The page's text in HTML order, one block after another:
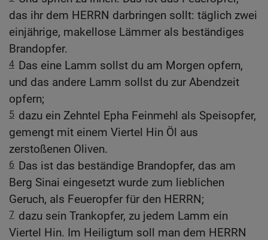
das ihr dem HERRN darbringen sollt: täglich zwei
einjährige, makellose Lämmer als beständiges
Brandopfer.
4 Das eine Lamm sollst du am Morgen opfern,
und das andere Lamm sollst du zur Abendzeit
opfern;
5 dazu ein Zehntel Epha Feinmehl als Speisopfer,
gemengt mit einem Viertel Hin Öl aus
zerstoßenen Oliven.
6 Das ist das beständige Brandopfer, das am
Berg Sinai eingesetzt wurde zum lieblichen
Geruch, als Feueropfer für den HERRN;
7 dazu sein Trankopfer, zu jedem Lamm ein
Viertel Hin. Im Heiligtum soll man dem HERRN